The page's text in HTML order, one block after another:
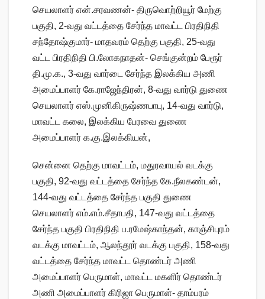
செயலாளர் என்.சரவணன்- திருவொற்றியூர் மேற்கு
பகுதி, 2-வது வட்டத்தை சேர்ந்த மாவட்ட பிரதிநிதி
சந்தோஷ்குமார்- மாதவரம் தெற்கு பகுதி, 25-வது
வட்ட பிரதிநிதி பி.லோகநாதன்- செங்குன்றம் பேரூர்
தி.மு.க., 3-வது வார்டை சேர்ந்த இலக்கிய அணி
அமைப்பாளர் கே.ராஜேந்திரன், 8-வது வார்டு துணை
செயலாளர் எஸ்.முனிகிருஷ்ணபாபு, 14-வது வார்டு,
மாவட்ட கலை, இலக்கிய பேரவை துணை
அமைப்பாளர் க.கு.இலக்கியன்,
சென்னை தெற்கு மாவட்டம், மதுரவாயல் வடக்கு
பகுதி, 92-வது வட்டத்தை சேர்ந்த கே.நீலகண்டன்,
144-வது வட்டத்தை சேர்ந்த பகுதி துணை
செயலாளர் எம்.எம்.சீதாபதி, 147-வது வட்டத்தை
சேர்ந்த பகுதி பிரதிநிதி ப.ரமேஷ்காந்தன், காஞ்சிபுரம்
வடக்கு மாவட்டம், ஆலந்தூர் வடக்கு பகுதி, 158-வது
வட்டத்தை சேர்ந்த மாவட்ட தொண்டர் அணி
அமைப்பாளர் பெருமாள், மாவட்ட மகளிர் தொண்டர்
அணி அமைப்பாளர் கிரிஜா பெருமாள்- தாம்பரம்